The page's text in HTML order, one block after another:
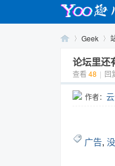
Geek
论坛里还
查看 48 | 回
作者：
广告,